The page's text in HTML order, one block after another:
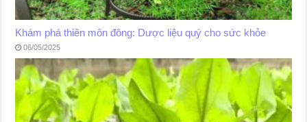
Khám phá thiên môn đông: Dược liệu quý cho sức khỏe
06/05/2025